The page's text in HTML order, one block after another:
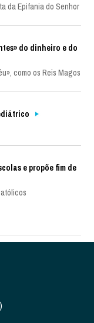
da Epifania do Senhor
do dinheiro e do
como os Reis Magos
e propõe fim de